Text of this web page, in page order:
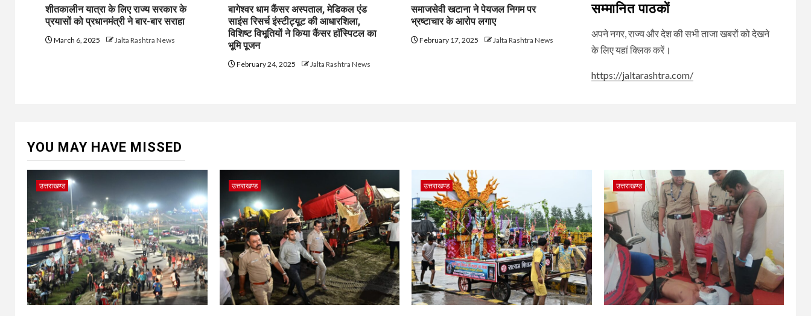
शीतकालीन यात्रा के लिए राज्य सरकार के
प्रयासों को प्रधानमंत्री ने बार-बार सराहा
March 6, 2025 Jalta Rashtra News
बागेश्वर धाम कैंसर अस्पताल, मेडिकल एंड
साइंस रिसर्च इंस्टीट्यूट की आधारशिला,
विशिष्ट विभूतियों ने किया कैंसर हाॅस्पिटल का
भूमि पूजन
February 24, 2025 Jalta Rashtra News
समाजसेवी खटाना ने पेयजल निगम पर
भ्रष्टाचार के आरोप लगाए
February 17, 2025 Jalta Rashtra News
सम्मानित पाठकों
अपने नगर, राज्य और देश की सभी ताजा खबरों को देखने
के लिए यहां क्लिक करें।
https://jaltarashtra.com/
YOU MAY HAVE MISSED
उत्तराखण्ड उत्तराखण्ड उत्तराखण्ड उत्तराखण्ड